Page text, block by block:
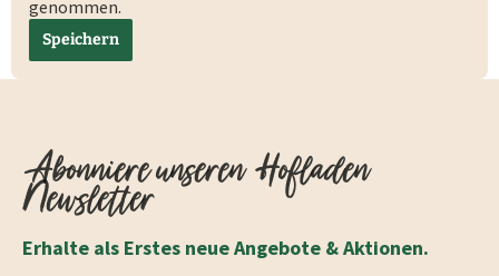
genommen.
Speichern
Abonniere unseren Hofladen
Newsletter
Erhalte als Erstes neue Angebote & Aktionen.